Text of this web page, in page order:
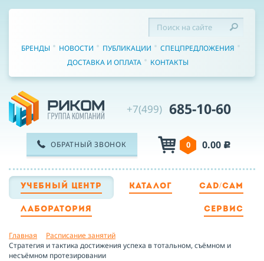
БРЕНДЫ НОВОСТИ ПУБЛИКАЦИИ
СПЕЦПРЕДЛОЖЕНИЯ
ДОСТАВКА И ОПЛАТА
КОНТАКТЫ
+7(499) 685-10-60
ОБРАТНЫЙ ЗВОНОК 0 0.00 c
ИМЯ
УЧЕБНЫЙ ЦЕНТР КАТАЛОГ CAD/CAM
ЛАБОРАТОРИЯ СЕРВИС
Главная
Расписание занятий
Стратегия и тактика достижения успеха в тотальном, съёмном и
несъёмном протезировании